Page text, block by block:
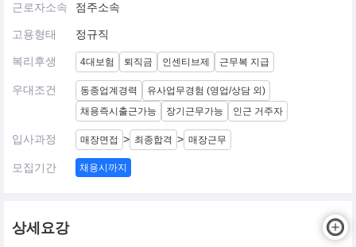
근로자소속 점주소속
고용형태 정규직
복리후생 4대보험 퇴직금 인센티브제 근무복 지급
우대조건 동종업계경력
유사업무경험 (영업/상담 외)
채용즉시출근가능
장기근무가능 인근 거주자
입사과정 매장면접 > 최종합격 > 매장근무
모집기간 채용시까지
상세요강